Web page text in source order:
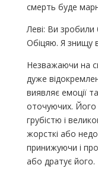
смерть буде
Леві: Ви зробили
Обіцяю. Я знищу
Незважаючи на
дуже
виявляє емоції
оточуючих. Його
грубістю і
жорсткі або
принижуючи і
або дратує його.